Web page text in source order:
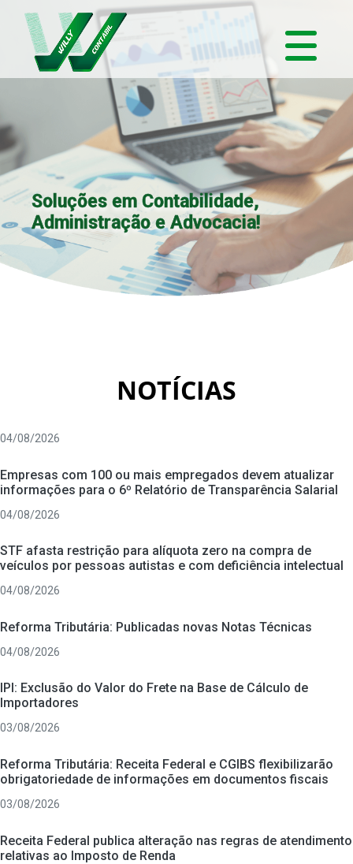
Soluções em Contabilidade,
Administração e Advocacia!
NOTÍCIAS
04/08/2026
Empresas com 100 ou mais empregados devem atualizar
informações para o 6º Relatório de Transparência Salarial
04/08/2026
STF afasta restrição para alíquota zero na compra de
veículos por pessoas autistas e com deficiência intelectual
04/08/2026
Reforma Tributária: Publicadas novas Notas Técnicas
04/08/2026
IPI: Exclusão do Valor do Frete na Base de Cálculo de
Importadores
03/08/2026
Reforma Tributária: Receita Federal e CGIBS flexibilizarão
obrigatoriedade de informações em documentos fiscais
03/08/2026
Receita Federal publica alteração nas regras de atendimento
relativas ao Imposto de Renda